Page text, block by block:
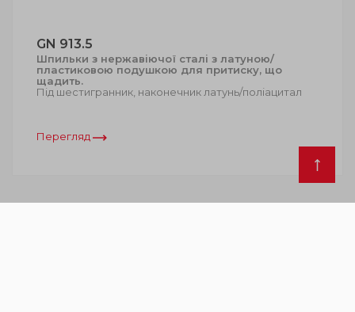
GN 913.5
Шпильки з нержавіючої сталі з латуною/
пластиковою подушкою для притиску, що
щадить.
Під шестигранник, наконечник латунь/поліацитал
Перегляд